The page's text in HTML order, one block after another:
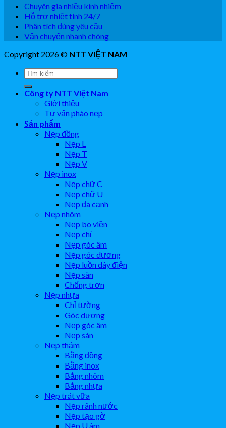
Chuyên gia nhiều kinh nhiệm
Hỗ trợ nhiệt tình 24/7
Phân tích đúng yêu cầu
Vận chuyển nhanh chóng
Copyright 2026 © NTT VIỆT NAM
Công ty NTT Việt Nam
Giới thiệu
Tư vấn phào nẹp
Sản phẩm
Nẹp đồng
Nẹp L
Nẹp T
Nẹp V
Nẹp inox
Nẹp chữ C
Nẹp chữ U
Nẹp đa cạnh
Nẹp nhôm
Nẹp bo viền
Nẹp chỉ
Nẹp góc âm
Nẹp góc dương
Nẹp luồn dây điện
Nẹp sàn
Chống trơn
Nẹp nhựa
Chỉ tường
Góc dương
Nẹp góc âm
Nẹp sàn
Nẹp thảm
Bằng đồng
Bằng inox
Bằng nhôm
Bằng nhựa
Nẹp trát vữa
Nẹp rãnh nước
Nẹp tạo gờ
Nẹp U âm